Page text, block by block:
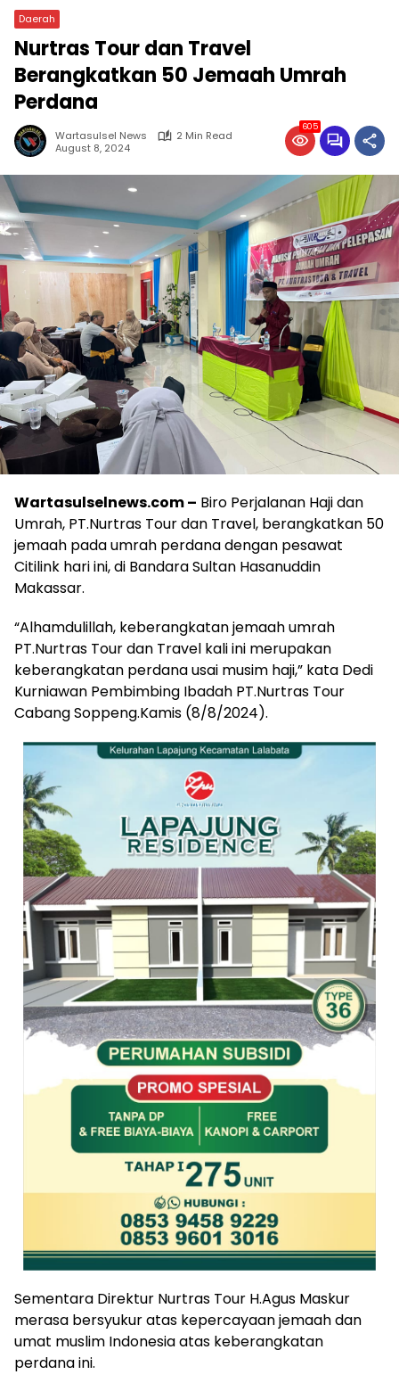
Daerah
Nurtras Tour dan Travel
Berangkatkan 50 Jemaah Umrah
Perdana
Wartasulsel News
2 Min Read
August 8, 2024
605
Wartasulselnews.com – Biro Perjalanan Haji dan
Umrah, PT.Nurtras Tour dan Travel, berangkatkan 50
jemaah pada umrah perdana dengan pesawat
Citilink hari ini, di Bandara Sultan Hasanuddin
Makassar.
“Alhamdulillah, keberangkatan jemaah umrah
PT.Nurtras Tour dan Travel kali ini merupakan
keberangkatan perdana usai musim haji,” kata Dedi
Kurniawan Pembimbing Ibadah PT.Nurtras Tour
Cabang Soppeng.Kamis (8/8/2024).
Sementara Direktur Nurtras Tour H.Agus Maskur
merasa bersyukur atas kepercayaan jemaah dan
umat muslim Indonesia atas keberangkatan
perdana ini.